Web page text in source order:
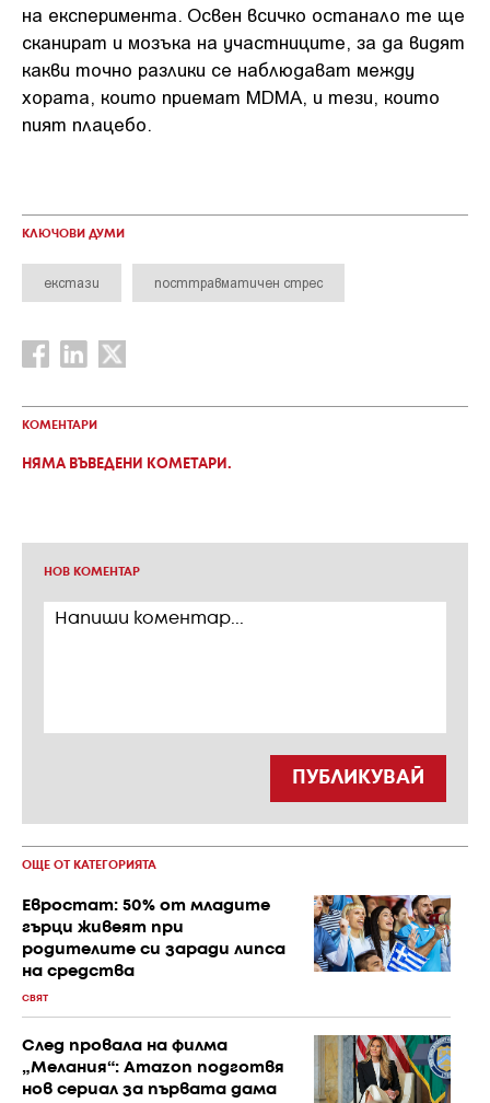
на експеримента. Освен всичко останало те ще
сканират и мозъка на участниците, за да видят
какви точно разлики се наблюдават между
хората, които приемат MDMA, и тези, които
пият плацебо.
КЛЮЧОВИ ДУМИ
екстази посттравматичен стрес
КОМЕНТАРИ
НЯМА ВЪВЕДЕНИ КОМЕТАРИ.
НОВ КОМЕНТАР
ПУБЛИКУВАЙ
ОЩЕ ОТ КАТЕГОРИЯТА
Евростат: 50% от младите
гърци живеят при
родителите си заради липса
на средства
СВЯТ
След провала на филма
„Мелания“: Amazon подготвя
нов сериал за първата дама